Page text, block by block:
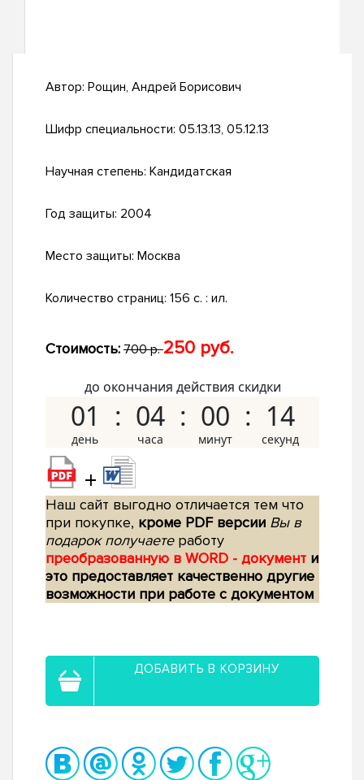
Автор: Рощин, Андрей Борисович
Шифр специальности: 05.13.13, 05.12.13
Научная степень: Кандидатская
Год защиты: 2004
Место защиты: Москва
Количество страниц: 156 с. : ил.
Стоимость: 700 р.250 руб.
до окончания действия скидки
01 04 00 13
+
Наш сайт выгодно отличается тем что
при покупке, кроме PDF версии Вы в
подарок получаетеработу
преобразованную в WORD - документ и
это предоставляет качественно другие
возможности при работе с документом
ДОБАВИТЬ В КОРЗИНУ